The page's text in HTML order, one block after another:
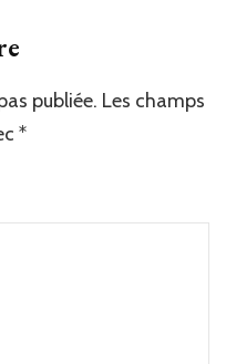
publiée. Les champs
*